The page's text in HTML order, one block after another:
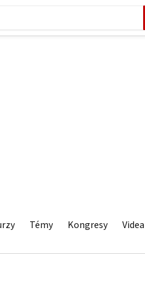
Témy Kongresy Videa